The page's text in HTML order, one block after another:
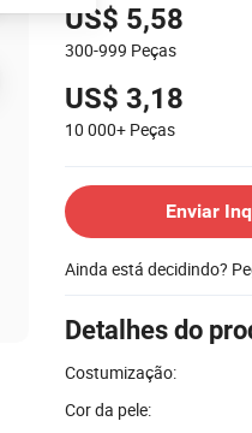
US$ 5,58
300-999 Peças
US$ 3,18
10 000+ Peças
Enviar
Ainda está decidindo?
Detalhes do
Costumização:
Cor da pele: